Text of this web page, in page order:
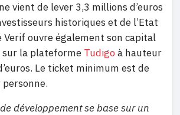
vient de lever 3,3 millions d’euros
historiques et de l’Etat
Verif ouvre également son capital
la plateforme Tudigoà hauteur
Le ticket minimum est de
développement se base sur un